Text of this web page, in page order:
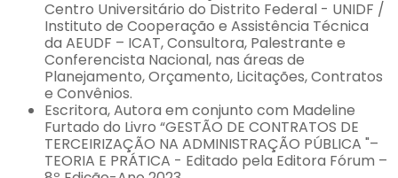
Centro Universitário do Distrito Federal - UNIDF /
Instituto de Cooperação e Assistência Técnica
da AEUDF – ICAT, Consultora, Palestrante e
Conferencista Nacional, nas áreas de
Planejamento, Orçamento, Licitações, Contratos
e Convênios.
Escritora, Autora em conjunto com Madeline
Furtado do Livro “GESTÃO DE CONTRATOS DE
TERCEIRIZAÇÃO NA ADMINISTRAÇÃO PÚBLICA "–
TEORIA E PRÁTICA - Editado pela Editora Fórum –